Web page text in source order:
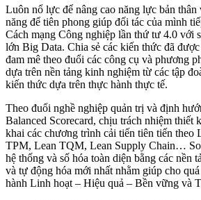
Luôn nổ lực để nâng cao năng lực bản thân
năng để tiên phong giúp đối tác của mình
Cách mạng Công nghiệp lần thứ tư 4.0 với
lớn Big Data. Chia sẻ các kiến thức đã
đam mê theo đuổi các công cụ và phương
dựa trên nền tảng kinh nghiệm từ các tập
kiến thức dựa trên thực hành thực tế.
Theo đuổi nghề nghiệp quản trị và định
Balanced Scorecard, chịu trách nhiệm thiết
khai các chương trình cải tiến tiên tiến theo
TPM, Lean TQM, Lean Supply Chain…
hệ thống và số hóa toàn diện bằng các nền
và tự động hóa mới nhất nhằm giúp cho
hành Linh hoạt – Hiệu quả – Bền vững và